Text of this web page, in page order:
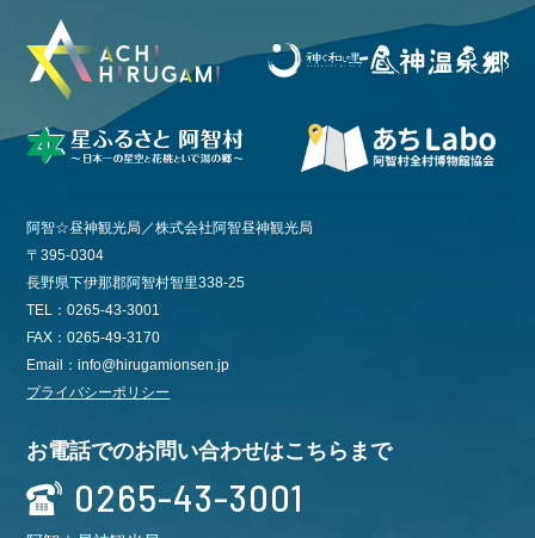
阿智☆昼神観光局／株式会社阿智昼神観光局
〒395-0304
長野県下伊那郡阿智村智里338-25
TEL：0265-43-3001
FAX：0265-49-3170
Email：info@hirugamionsen.jp
プライバシーポリシー
お電話でのお問い合わせはこちらまで
0265-43-3001